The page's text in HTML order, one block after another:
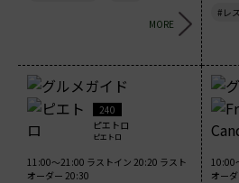
MORE
#レ
240
ピエトロ
ピエトロ
11:00～21:00 ラストイン 20:20 ラスト
オーダー 20:30
10:00
オー